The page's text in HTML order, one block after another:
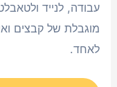
עבודה, לנייד
מוגבלת של קבצים
לאחד.